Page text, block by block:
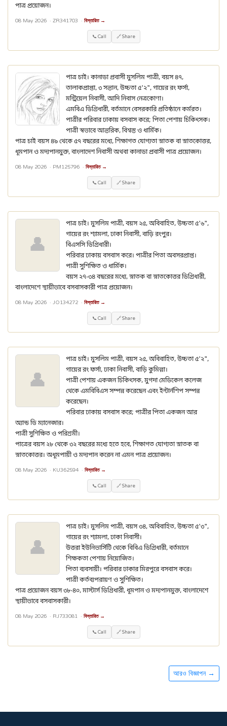
পাত্র প্রয়োজন।
08 May 2026 · ZR341703 · বিস্তারিত →
📞 Call 🔗 Share
পাত্র চাই। কানাডা প্রবাসী মুসলিম পাত্রী, বয়স ৪৭,
তালাকপ্রাপ্তা, ৩ সন্তান, উচ্চতা ৫'২", গায়ের রং ফর্সা,
মন্ট্রিয়েল নিবাসী, আদি নিবাস নেত্রকোণা।
এমবিএ ডিগ্রিধারী, বর্তমানে বেসরকারি প্রতিষ্ঠানে কর্মরত।
পাত্রীর পরিবার ঢাকায় বসবাস করে; পিতা পেশায় চিকিৎসক।
পাত্রী স্বভাবে আন্তরিক, বিশ্বস্ত ও ধার্মিক।
পাত্র চাই বয়স ৪৯ থেকে ৫৭ বছরের মধ্যে, শিক্ষাগত যোগ্যতা স্নাতক বা স্নাতকোত্তর,
ধূমপান ও মদ্যপানমুক্ত, বাংলাদেশ নিবাসী অথবা কানাডা প্রবাসী পাত্র প্রয়োজন।
08 May 2026 · PM125796 · বিস্তারিত →
📞 Call 🔗 Share
👤
পাত্র চাই। মুসলিম পাত্রী, বয়স ২৫, অবিবাহিত, উচ্চতা ৫'৬",
গায়ের রং শ্যামলা, ঢাকা নিবাসী, বাড়ি রংপুর।
বিএসসি ডিগ্রিধারী।
পরিবার ঢাকায় বসবাস করে। পাত্রীর পিতা অবসরপ্রাপ্ত।
পাত্রী সুশিক্ষিত ও ধার্মিক।
বয়স ২৭-৩৪ বছরের মধ্যে, স্নাতক বা স্নাতকোত্তর ডিগ্রিধারী,
বাংলাদেশে স্থায়ীভাবে বসবাসকারী পাত্র প্রয়োজন।
08 May 2026 · JO134272 · বিস্তারিত →
📞 Call 🔗 Share
👤
পাত্র চাই। মুসলিম পাত্রী, বয়স ২৫, অবিবাহিত, উচ্চতা ৫'২",
গায়ের রং ফর্সা, ঢাকা নিবাসী, বাড়ি কুমিল্লা।
পাত্রী পেশায় একজন চিকিৎসক, মুগদা মেডিকেল কলেজ
থেকে এমবিবিএস সম্পন্ন করেছেন এবং ইন্টার্নশিপ সম্পন্ন
করেছেন।
পরিবার ঢাকায় বসবাস করে; পাত্রীর পিতা একজন আর
অ্যান্ড ডি ম্যানেজার।
পাত্রী সুশিক্ষিত ও পরিশ্রমী।
পাত্রের বয়স ২৮ থেকে ৩২ বছরের মধ্যে হতে হবে, শিক্ষাগত যোগ্যতা স্নাতক বা
স্নাতকোত্তর। অধূমপায়ী ও মদ্যপান করেন না এমন পাত্র প্রয়োজন।
08 May 2026 · KU362594 · বিস্তারিত →
📞 Call 🔗 Share
👤
পাত্র চাই। মুসলিম পাত্রী, বয়স ৩৪, অবিবাহিত, উচ্চতা ৫'৩",
গায়ের রং শ্যামলা, ঢাকা নিবাসী।
উত্তরা ইউনিভার্সিটি থেকে বিবিএ ডিগ্রিধারী, বর্তমানে
শিক্ষকতা পেশায় নিয়োজিত।
পিতা ব্যবসায়ী। পরিবার ঢাকার মিরপুরে বসবাস করে।
পাত্রী কর্তব্যপরায়ণ ও সুশিক্ষিত।
পাত্র প্রয়োজন বয়স ৩৮-৪০, মাস্টার্স ডিগ্রিধারী, ধূমপান ও মদ্যপানমুক্ত, বাংলাদেশে
স্থায়ীভাবে বসবাসকারী।
08 May 2026 · RJ733081 · বিস্তারিত →
📞 Call 🔗 Share
আরও বিজ্ঞাপন →